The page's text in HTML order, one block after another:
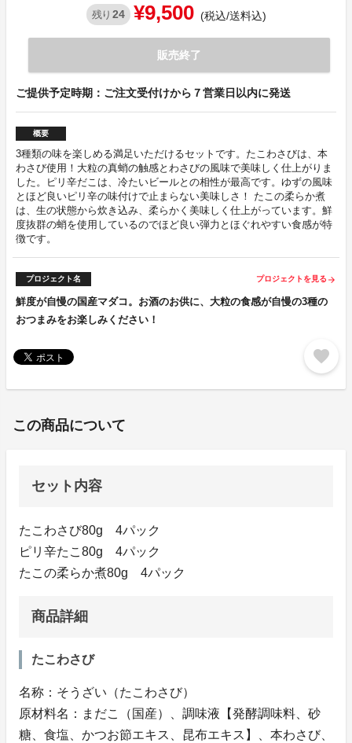
残り 24 ¥9,500 (税込/送料込)
販売終了
ご提供予定時期：ご注文受付けから７営業日以内に発送
概要
3種類の味を楽しめる満足いただけるセットです。たこわさびは、本
わさび使用！大粒の真蛸の触感とわさびの風味で美味しく仕上がりま
した。ピリ辛だこは、冷たいビールとの相性が最高です。ゆずの風味
とほど良いピリ辛の味付けで止まらない美味しさ！ たこの柔らか煮
は、生の状態から炊き込み、柔らかく美味しく仕上がっています。鮮
度抜群の蛸を使用しているのでほど良い弾力とほぐれやすい食感が特
徴です。
プロジェクト名 プロジェクトを見る arrow_forward
鮮度が自慢の国産マダコ。お酒のお供に、大粒の食感が自慢の3種の
おつまみをお楽しみください！
favorite
この商品について
セット内容
たこわさび80g 4パック
ピリ辛たこ80g 4パック
たこの柔らか煮80g 4パック
商品詳細
たこわさび
名称：そうざい（たこわさび）
原材料名：まだこ（国産）、調味液【発酵調味料、砂
糖、食塩、かつお節エキス、昆布エキス】、本わさび、